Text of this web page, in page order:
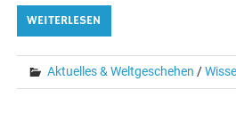
WEITERLESEN
Aktuelles & Weltgeschehen /